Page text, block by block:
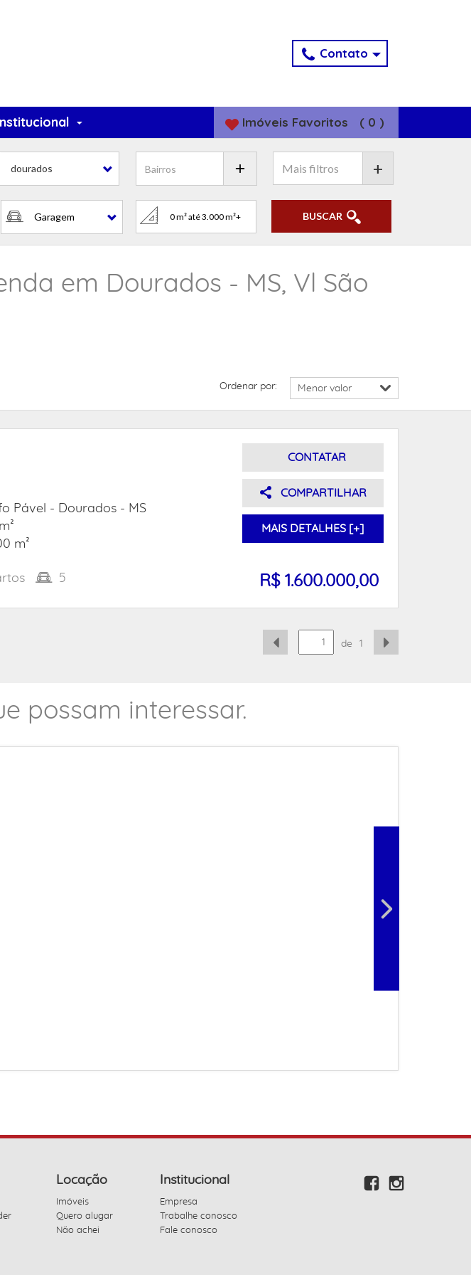
Contato
Imóveis Favoritos ( 0 )
dourados
Garagem
+
BUSCAR
em Dourados - MS, Vl São
Ordenar por:
Pável -
Dourados - MS
m²
5
CONTATAR
COMPARTILHAR
MAIS DETALHES [+]
R$ 1.600.000,00
de 1
possam interessar.
Locação
Imóveis
Quero alugar
Não achei
Institucional
Empresa
Trabalhe conosco
Fale conosco